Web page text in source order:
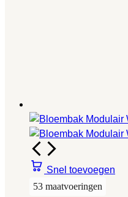
Snel toevoegen
53 maatvoeringen